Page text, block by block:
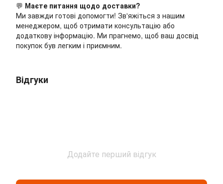
💬 Маєте питання щодо доставки?
Ми завжди готові допомогти! Зв'яжіться з нашим
менеджером, щоб отримати консультацію або
додаткову інформацію. Ми прагнемо, щоб ваш досвід
покупок був легким і приємним.
Відгуки
Додайте перший відгук